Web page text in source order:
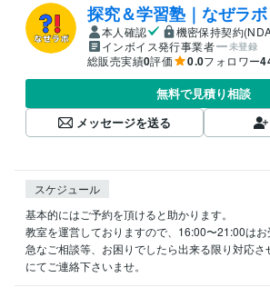
探究＆学習塾｜なぜラボ
本人確認
機密保持契約
インボイス発行事業者
未登録
総販売実績0評価 0.0フォロワー
無料で見積り相談
メッセージを送る
スケジュール
基本的にはご予約を頂けると助かります。
教室を運営しておりますので、16:00〜21:00はお
急なご相談等、お困りでしたら出来る限り対応
にてご連絡下さいませ。